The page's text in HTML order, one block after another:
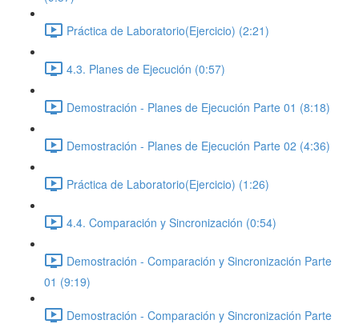
Práctica de Laboratorio(Ejercicio) (2:21)
4.3. Planes de Ejecución (0:57)
Demostración - Planes de Ejecución Parte 01 (8:18)
Demostración - Planes de Ejecución Parte 02 (4:36)
Práctica de Laboratorio(Ejercicio) (1:26)
4.4. Comparación y Sincronización (0:54)
Demostración - Comparación y Sincronización Parte
01 (9:19)
Demostración - Comparación y Sincronización Parte